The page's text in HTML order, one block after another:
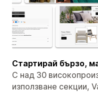
Стартирай бързо,
С над 30
използване секции,